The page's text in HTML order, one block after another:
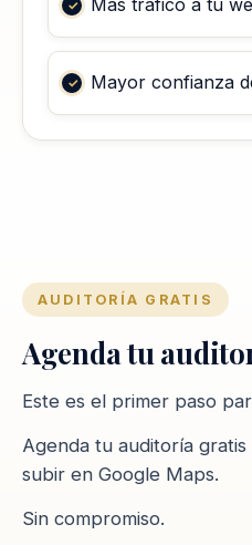
Más tráfico a tu
Mayor confianza
AUDITORÍA GRATIS
Agenda tu
Este es el primer paso
Agenda tu auditoría
subir en Google Maps.
Sin compromiso.